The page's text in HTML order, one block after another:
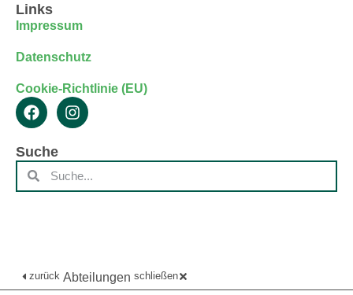
Links
Impressum
Datenschutz
Cookie-Richtlinie (EU)
Suche
zurück Abteilungen schließen